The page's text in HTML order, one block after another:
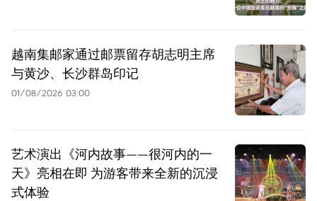
越南集邮家通过邮票留存胡志明主席
与黄沙、长沙群岛印记
01/08/2026 03:00
艺术演出《河内故事——很河内的一
天》亮相在即 为游客带来全新的沉浸
式体验